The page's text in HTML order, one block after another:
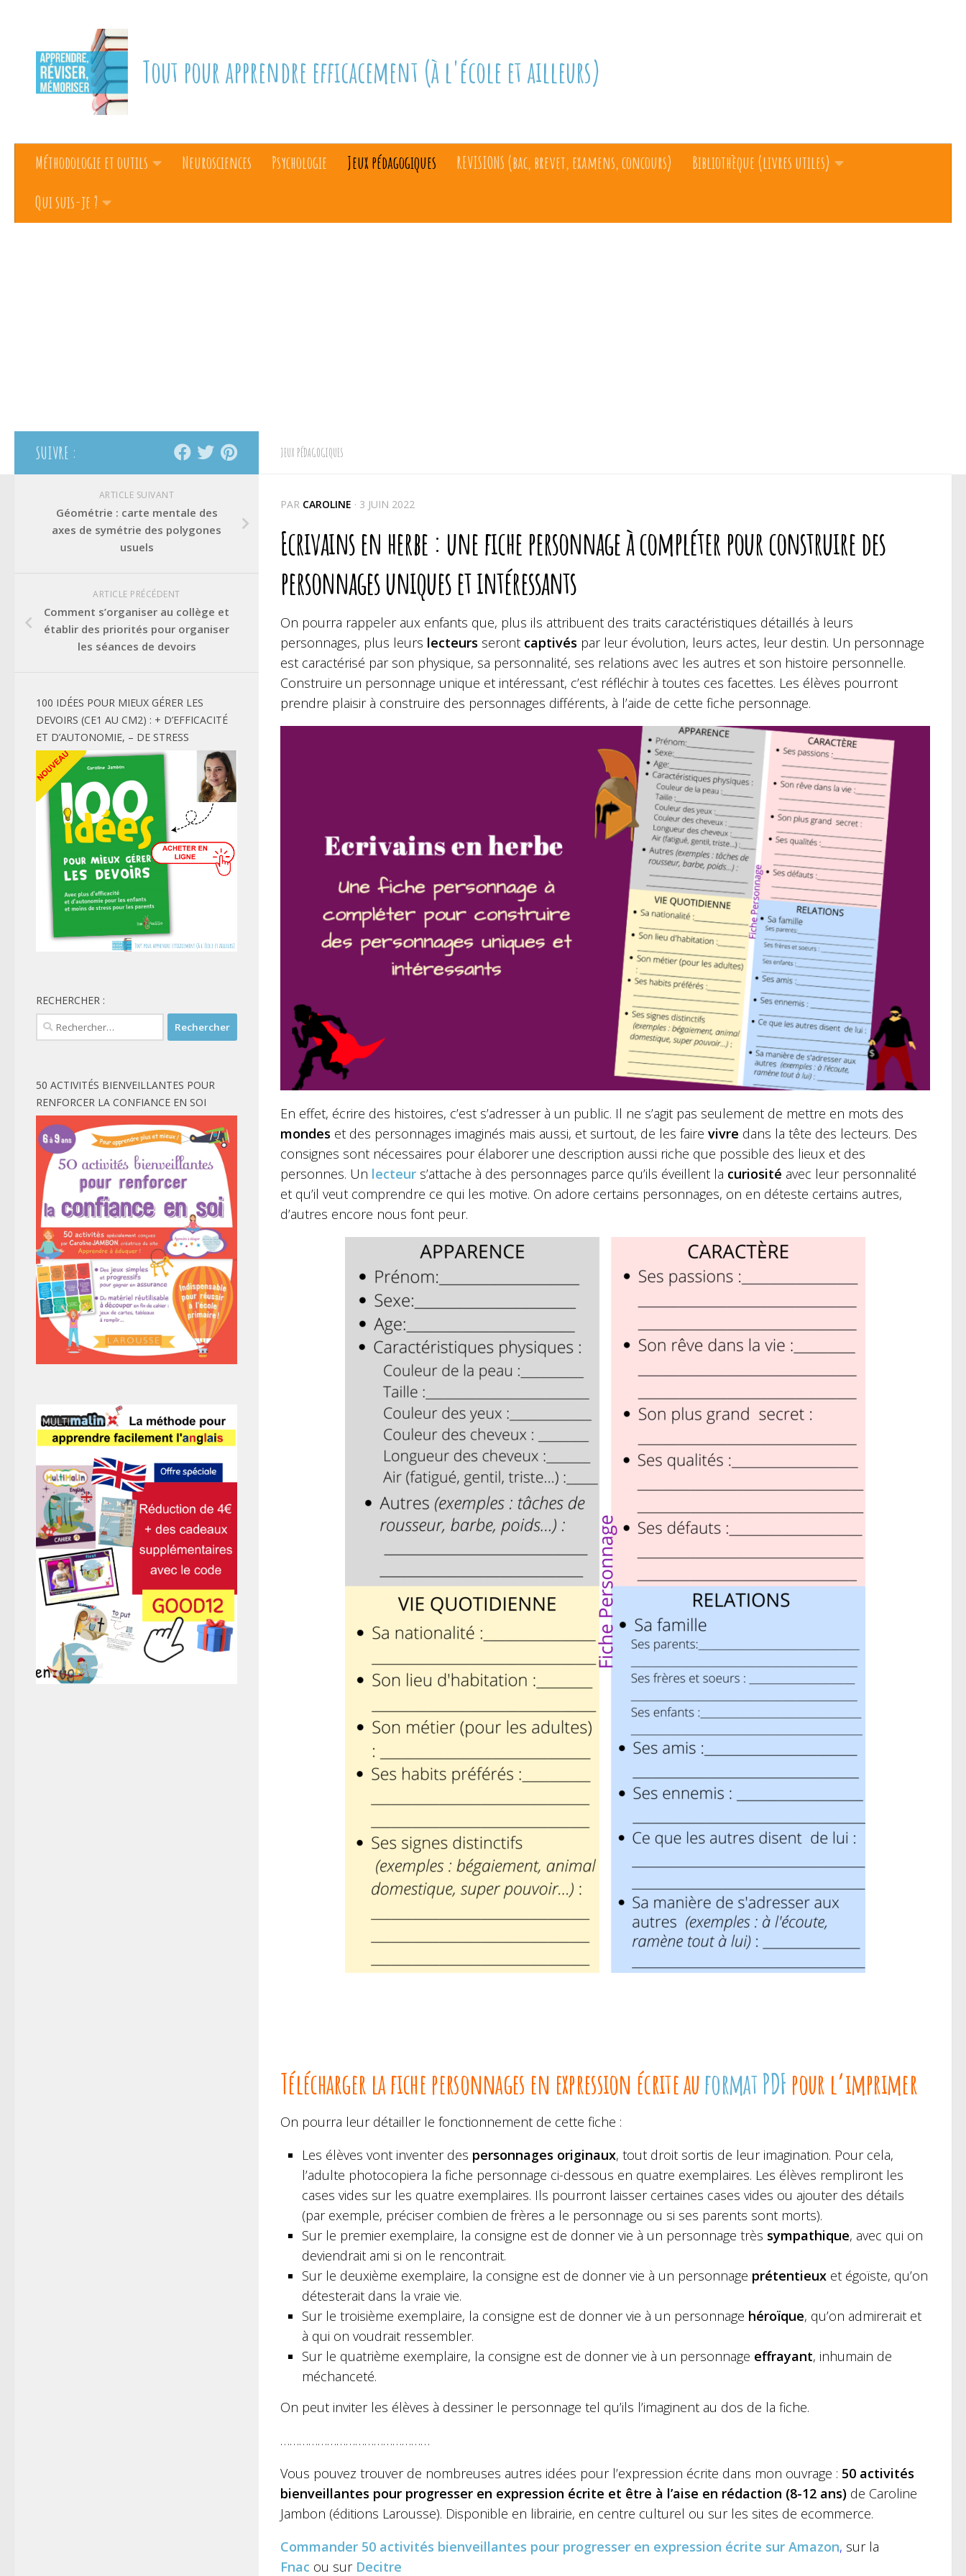
Tout pour apprendre efficacement (à l'école et ailleurs)
Méthodologie et outils Neurosciences Psychologie Jeux pédagogiques REVISIONS (bac, brevet, examens, concours)
Bibliothèque (livres utiles)
Qui suis-je ?
JEUX PÉDAGOGIQUES
PAR CAROLINE · 3 JUIN 2022
Ecrivains en herbe : une fiche personnage à compléter pour construire des
personnages uniques et intéressants
On pourra rappeler aux enfants que, plus ils attribuent des traits caractéristiques détaillés à leurs
personnages, plus leurs lecteurs seront captivés par leur évolution, leurs actes, leur destin. Un personnage
est caractérisé par son physique, sa personnalité, ses relations avec les autres et son histoire personnelle.
Construire un personnage unique et intéressant, c’est réfléchir à toutes ces facettes. Les élèves pourront
prendre plaisir à construire des personnages différents, à l’aide de cette fiche personnage.
En effet, écrire des histoires, c’est s’adresser à un public. Il ne s’agit pas seulement de mettre en mots des
mondes et des personnages imaginés mais aussi, et surtout, de les faire vivre dans la tête des lecteurs. Des
consignes sont nécessaires pour élaborer une description aussi riche que possible des lieux et des
personnes. Un lecteur s’attache à des personnages parce qu’ils éveillent la curiosité avec leur personnalité
et qu’il veut comprendre ce qui les motive. On adore certains personnages, on en déteste certains autres,
d’autres encore nous font peur.
Télécharger la fiche personnages en expression écrite auformat PDFpour l’imprimer
On pourra leur détailler le fonctionnement de cette fiche :
Les élèves vont inventer des personnages originaux, tout droit sortis de leur imagination. Pour cela,
l’adulte photocopiera la fiche personnage ci-dessous en quatre exemplaires. Les élèves rempliront les
cases vides sur les quatre exemplaires. Ils pourront laisser certaines cases vides ou ajouter des détails
(par exemple, préciser combien de frères a le personnage ou si ses parents sont morts).
Sur le premier exemplaire, la consigne est de donner vie à un personnage très sympathique, avec qui on
deviendrait ami si on le rencontrait.
Sur le deuxième exemplaire, la consigne est de donner vie à un personnage prétentieux et égoïste, qu’on
détesterait dans la vraie vie.
Sur le troisième exemplaire, la consigne est de donner vie à un personnage héroïque, qu’on admirerait et
à qui on voudrait ressembler.
Sur le quatrième exemplaire, la consigne est de donner vie à un personnage effrayant, inhumain de
méchanceté.
On peut inviter les élèves à dessiner le personnage tel qu’ils l’imaginent au dos de la fiche.
…………………………………………
Vous pouvez trouver de nombreuses autres idées pour l’expression écrite dans mon ouvrage : 50 activités
bienveillantes pour progresser en expression écrite et être à l’aise en rédaction (8-12 ans) de Caroline
Jambon (éditions Larousse). Disponible en librairie, en centre culturel ou sur les sites de ecommerce.
Commander 50 activités bienveillantes pour progresser en expression écrite sur Amazon, sur la
Fnac ou sur Decitre
SUIVRE :
ARTICLE SUIVANT
Géométrie : carte mentale des
axes de symétrie des polygones
usuels
ARTICLE PRÉCÉDENT
Comment s’organiser au collège et
établir des priorités pour organiser
les séances de devoirs
100 IDÉES POUR MIEUX GÉRER LES
DEVOIRS (CE1 AU CM2) : + D’EFFICACITÉ
ET D’AUTONOMIE, – DE STRESS
RECHERCHER :
Rechercher :
50 ACTIVITÉS BIENVEILLANTES POUR
RENFORCER LA CONFIANCE EN SOI